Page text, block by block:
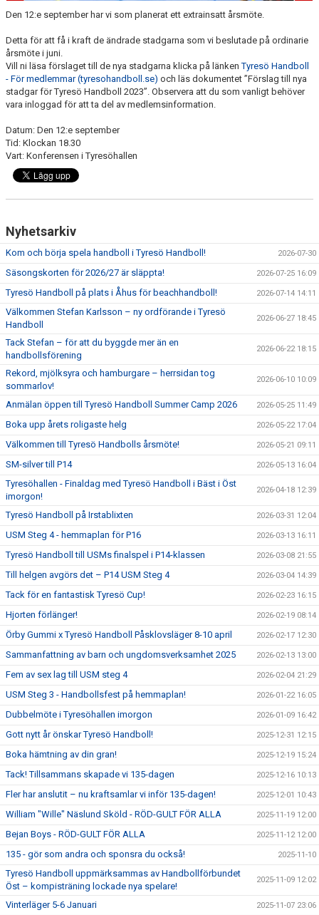
Den 12:e september har vi som planerat ett extrainsatt årsmöte.
Detta för att få i kraft de ändrade stadgarna som vi beslutade på ordinarie
årsmöte i juni.
Vill ni läsa förslaget till de nya stadgarna klicka på länkenTyresö Handboll
- För medlemmar (tyresohandboll.se) och läs dokumentet ”Förslag till nya
stadgar för Tyresö Handboll 2023”. Observera att du som vanligt behöver
vara inloggad för att ta del av medlemsinformation.
Datum: Den 12:e september
Tid: Klockan 18.30
Vart: Konferensen i Tyresöhallen
Nyhetsarkiv
Kom och börja spela handboll i Tyresö Handboll! 2026-07-30
Säsongskorten för 2026/27 är släppta! 2026-07-25 16:09
Tyresö Handboll på plats i Åhus för beachhandboll! 2026-07-14 14:11
Välkommen Stefan Karlsson – ny ordförande i Tyresö
Handboll
2026-06-27 18:45
Tack Stefan – för att du byggde mer än en
handbollsförening
2026-06-22 18:15
Rekord, mjölksyra och hamburgare – herrsidan tog
sommarlov!
2026-06-10 10:09
Anmälan öppen till Tyresö Handboll Summer Camp 2026 2026-05-25 11:49
Boka upp årets roligaste helg 2026-05-22 17:04
Välkommen till Tyresö Handbolls årsmöte! 2026-05-21 09:11
SM-silver till P14 2026-05-13 16:04
Tyresöhallen - Finaldag med Tyresö Handboll i Bäst i Öst
imorgon!
2026-04-18 12:39
Tyresö Handboll på Irstablixten 2026-03-31 12:04
USM Steg 4 - hemmaplan för P16 2026-03-13 16:11
Tyresö Handboll till USMs finalspel i P14-klassen 2026-03-08 21:55
Till helgen avgörs det – P14 USM Steg 4 2026-03-04 14:39
Tack för en fantastisk Tyresö Cup! 2026-02-23 16:15
Hjorten förlänger! 2026-02-19 08:14
Örby Gummi x Tyresö Handboll Påsklovsläger 8-10 april 2026-02-17 12:30
Sammanfattning av barn och ungdomsverksamhet 2025 2026-02-13 13:00
Fem av sex lag till USM steg 4 2026-02-04 21:29
USM Steg 3 - Handbollsfest på hemmaplan! 2026-01-22 16:05
Dubbelmöte i Tyresöhallen imorgon 2026-01-09 16:42
Gott nytt år önskar Tyresö Handboll! 2025-12-31 12:15
Boka hämtning av din gran! 2025-12-19 15:24
Tack! Tillsammans skapade vi 135-dagen 2025-12-16 10:13
Fler har anslutit – nu kraftsamlar vi inför 135-dagen! 2025-12-01 10:43
William "Wille" Näslund Sköld - RÖD-GULT FÖR ALLA 2025-11-19 12:00
Bejan Boys - RÖD-GULT FÖR ALLA 2025-11-12 12:00
135 - gör som andra och sponsra du också! 2025-11-10
Tyresö Handboll uppmärksammas av Handbollförbundet
Öst – kompisträning lockade nya spelare!
2025-11-09 12:02
Vinterläger 5-6 Januari 2025-11-07 23:06